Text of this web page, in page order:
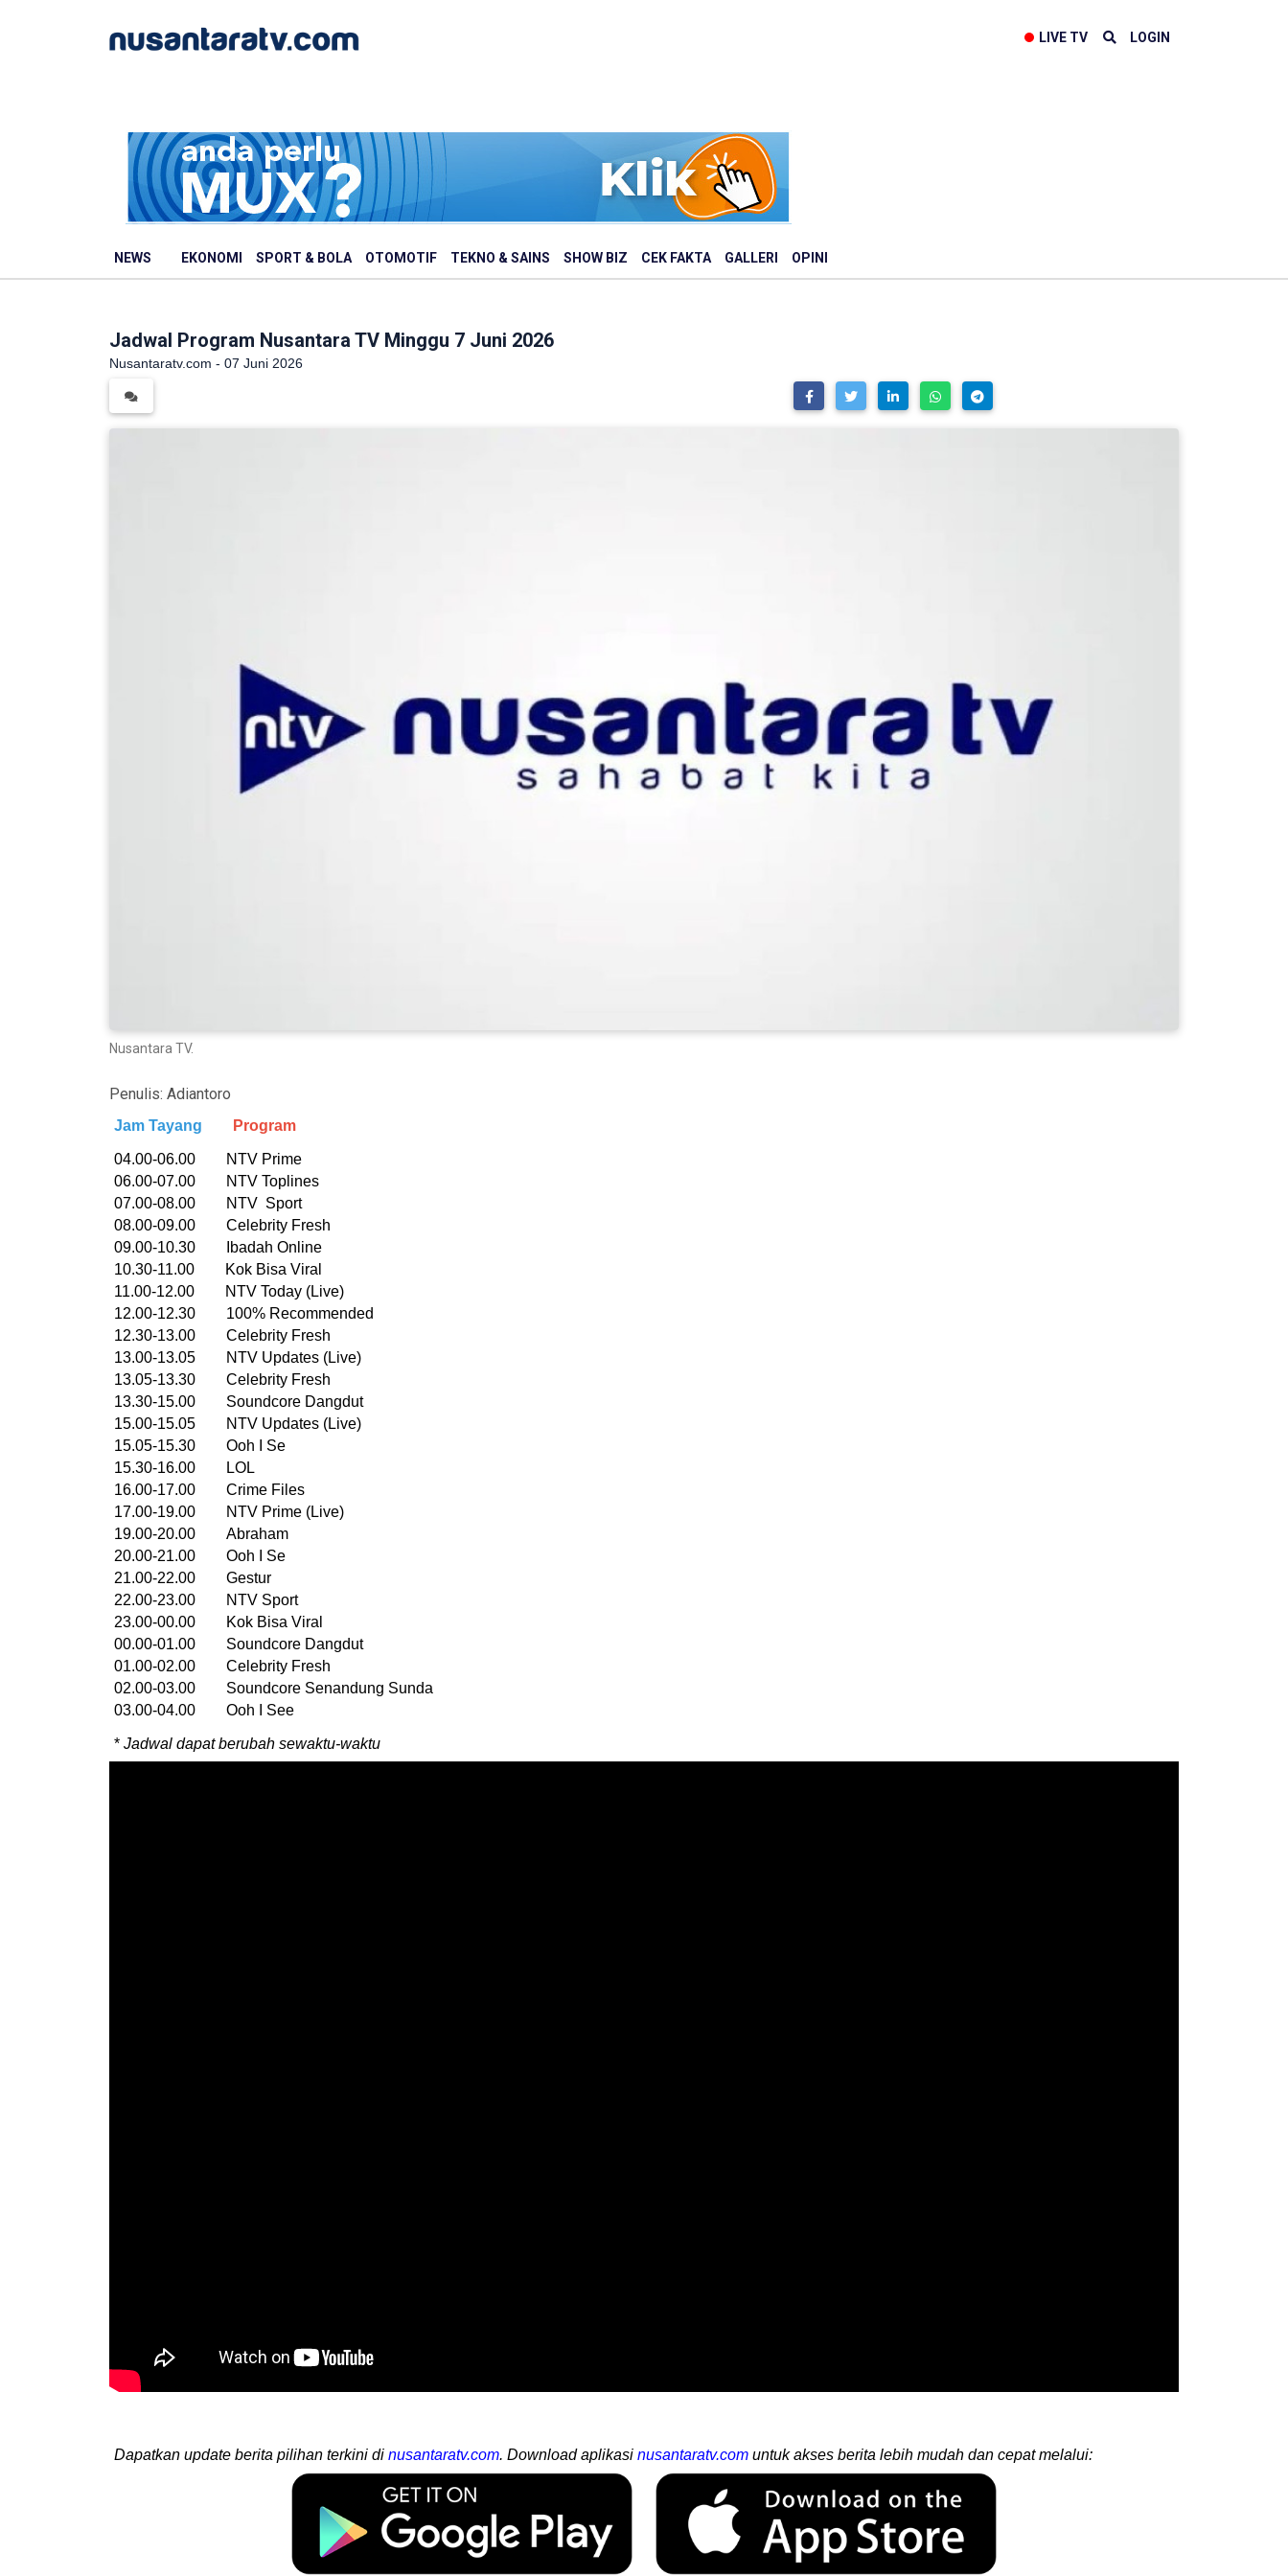
LIVE TV LOGIN
NEWS EKONOMI SPORT & BOLA OTOMOTIF TEKNO & SAINS SHOW BIZ CEK FAKTA GALLERI OPINI
Jadwal Program Nusantara TV Minggu 7 Juni 2026
Nusantaratv.com - 07 Juni 2026
Nusantara TV.
Penulis: Adiantoro
Jam Tayang Program
04.00-06.00 NTV Prime
06.00-07.00 NTV Toplines
07.00-08.00 NTV Sport
08.00-09.00 Celebrity Fresh
09.00-10.30 Ibadah Online
10.30-11.00 Kok Bisa Viral
11.00-12.00 NTV Today (Live)
12.00-12.30 100% Recommended
12.30-13.00 Celebrity Fresh
13.00-13.05 NTV Updates (Live)
13.05-13.30 Celebrity Fresh
13.30-15.00 Soundcore Dangdut
15.00-15.05 NTV Updates (Live)
15.05-15.30 Ooh I Se
15.30-16.00 LOL
16.00-17.00 Crime Files
17.00-19.00 NTV Prime (Live)
19.00-20.00 Abraham
20.00-21.00 Ooh I Se
21.00-22.00 Gestur
22.00-23.00 NTV Sport
23.00-00.00 Kok Bisa Viral
00.00-01.00 Soundcore Dangdut
01.00-02.00 Celebrity Fresh
02.00-03.00 Soundcore Senandung Sunda
03.00-04.00 Ooh I See
* Jadwal dapat berubah sewaktu-waktu
Dapatkan update berita pilihan terkini di nusantaratv.com. Download aplikasi nusantaratv.com untuk akses berita lebih mudah dan cepat melalui: